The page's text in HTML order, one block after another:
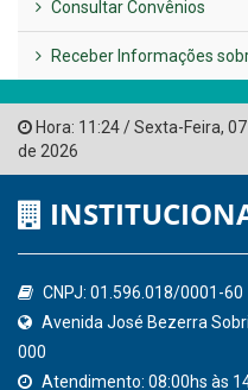
AMUPE
Governo de Pernambuco
Tribunal de Contas do
Ministério Público do
Controladoria-Geral da
Confederação Nacional
QEdu